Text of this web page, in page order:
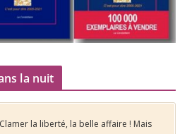
la nuit
la liberté, la belle affaire ! Mais